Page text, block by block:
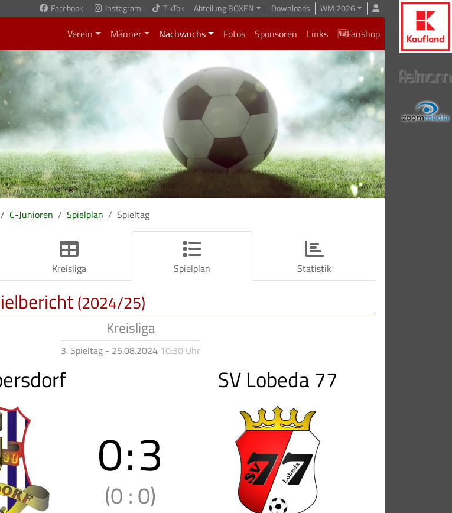
Facebook Instagram TikTok Abteilung BOXEN Downloads WM 2026
Verein Männer Nachwuchs Fotos Sponsoren Links 🆕Fanshop
C-Junioren Spielplan Spieltag
Kreisliga Spielplan Statistik
(2024/25)
Kreisliga
3. Spieltag - 25.08.2024 10:30 Uhr
SV Lobeda 77
0:3
(0 :0)